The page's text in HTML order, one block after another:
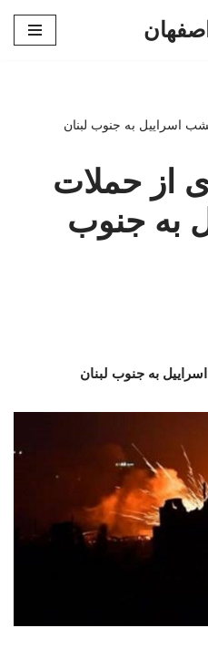
اسراییل به جنوب لبنان
از حملات
به جنوب
به جنوب لبنان